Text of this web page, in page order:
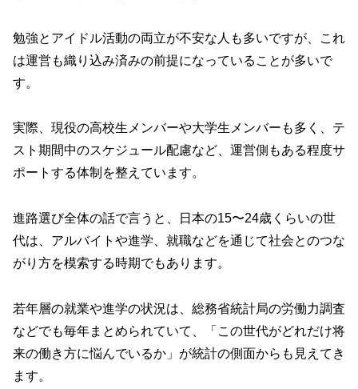
勉強とアイドル活動の両立が不安な人も多いですが、これ
は運営も織り込み済みの前提になっていることが多いで
す。
実際、現役の高校生メンバーや大学生メンバーも多く、テ
スト期間中のスケジュール配慮など、運営側もある程度サ
ポートする体制を整えています。
進路選び全体の話で言うと、日本の15〜24歳くらいの世
代は、アルバイトや進学、就職などを通じて社会とのつな
がり方を模索する時期でもあります。
若年層の就業や進学の状況は、総務省統計局の労働力調査
などでも毎年まとめられていて、「この世代がどれだけ将
来の働き方に悩んでいるか」が統計の側面からも見えてき
ます。